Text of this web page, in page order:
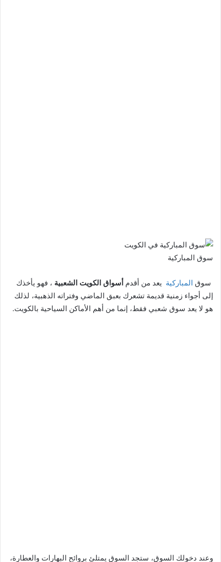
سوق المباركية
سوق المباركية يعد من أقدم أسواق الكويت الشعبية ، فهو يأخذك
إلى أجواء زمنية قديمة تشعرك بعبق الماضي وفتراته الذهبية، لذلك
هو لا يعد سوق شعبي فقط، إنما من أهم الأماكن السياحية بالكويت.
وعند دخولك السوق، ستجد السوق يمتلئ بروائح البهارات والعطارة،